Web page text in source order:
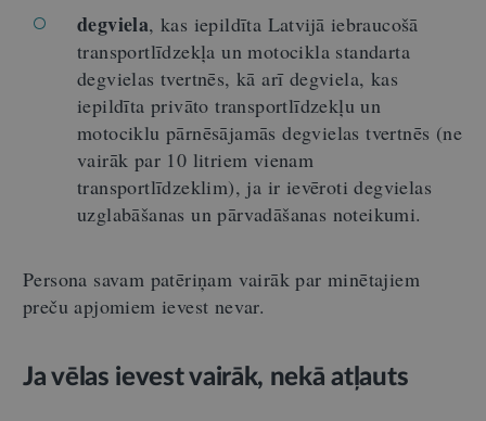
degviela, kas iepildīta Latvijā iebraucošā
transportlīdzekļa un motocikla standarta
degvielas tvertnēs, kā arī degviela, kas
iepildīta privāto transportlīdzekļu un
motociklu pārnēsājamās degvielas tvertnēs (ne
vairāk par 10 litriem vienam
transportlīdzeklim), ja ir ievēroti degvielas
uzglabāšanas un pārvadāšanas noteikumi.
Persona savam patēriņam vairāk par minētajiem
preču apjomiem ievest nevar.
Ja vēlas ievest vairāk, nekā atļauts